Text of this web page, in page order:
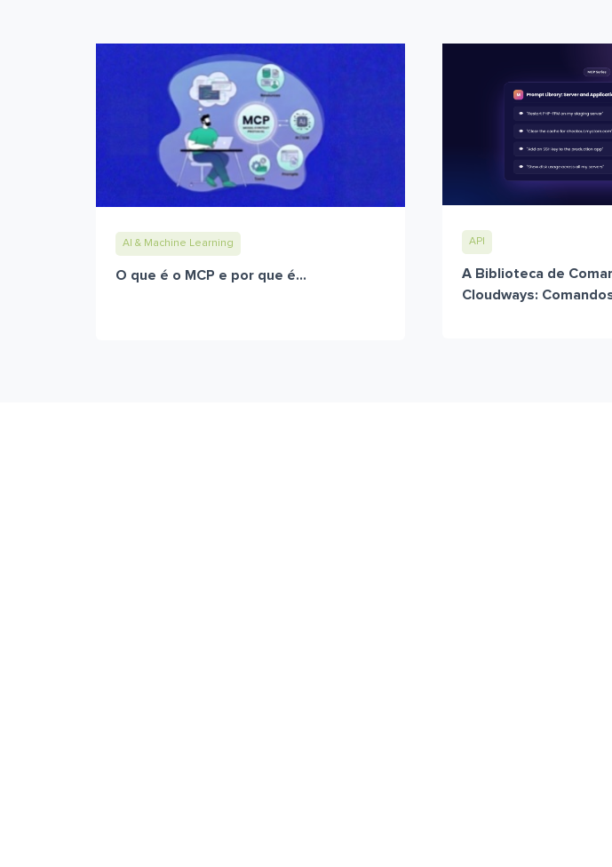
AI & Machine Learning
O que é o MCP e por que é...
API
A Biblioteca de
Cloudways: